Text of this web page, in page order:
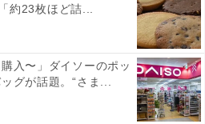
約23枚ほど詰...
入〜」ダイソーのポッ
グが話題。“さま...